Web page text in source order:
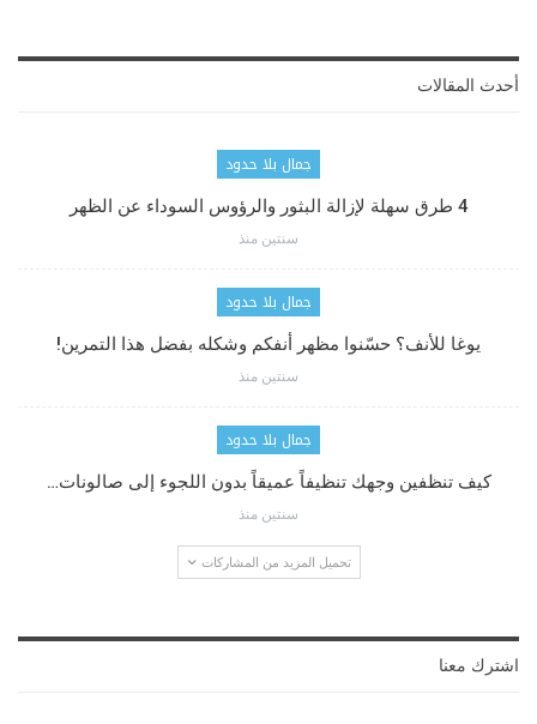
أحدث المقالات
جمال بلا حدود
4 طرق سهلة لإزالة البثور والرؤوس السوداء عن الظهر
سنتين منذ
جمال بلا حدود
يوغا للأنف؟ حسّنوا مظهر أنفكم وشكله بفضل هذا التمرين!
سنتين منذ
جمال بلا حدود
كيف تنظفين وجهك تنظيفاً عميقاً بدون اللجوء إلى صالونات…
سنتين منذ
تحميل المزيد من المشاركات
اشترك معنا